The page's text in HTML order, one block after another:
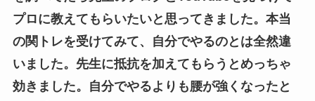
プロに教えてもらいたいと思ってきました。本当
の関トレを受けてみて、自分でやるのとは全然違
いました。先生に抵抗を加えてもらうとめっちゃ
効きました。自分でやるよりも腰が強くなったと